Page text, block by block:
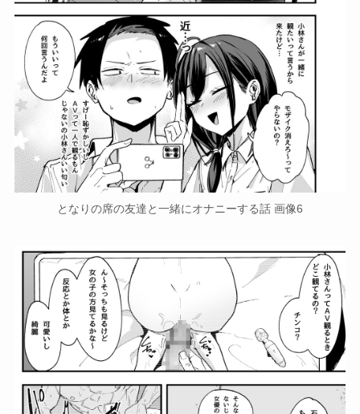
となりの席の友達と一緒にオナニーする話 画像6